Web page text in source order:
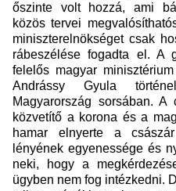
őszinte volt hozzá, ami
közös tervei
miniszterelnökséget csak
rábeszélése fogadta el. A
felelős magyar
Andrássy Gyula
Magyarország sorsában.
közvetítő a korona és a
hamar elnyerte a
lényének egyenessége és
neki, hogy a
ügyben nem fog intézkedni.